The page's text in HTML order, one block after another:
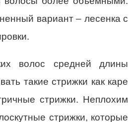
вариант – лесенка с
волос средней длины
такие стрижки как каре
стрижки. Неплохим
стрижки, которые